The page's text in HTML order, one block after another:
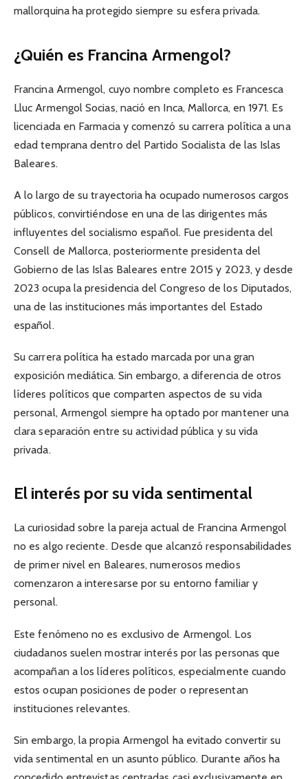
mallorquina ha protegido siempre su esfera privada.
¿Quién es Francina Armengol?
Francina Armengol, cuyo nombre completo es Francesca
Lluc Armengol Socias, nació en Inca, Mallorca, en 1971. Es
licenciada en Farmacia y comenzó su carrera política a una
edad temprana dentro del Partido Socialista de las Islas
Baleares.
A lo largo de su trayectoria ha ocupado numerosos cargos
públicos, convirtiéndose en una de las dirigentes más
influyentes del socialismo español. Fue presidenta del
Consell de Mallorca, posteriormente presidenta del
Gobierno de las Islas Baleares entre 2015 y 2023, y desde
2023 ocupa la presidencia del Congreso de los Diputados,
una de las instituciones más importantes del Estado
español.
Su carrera política ha estado marcada por una gran
exposición mediática. Sin embargo, a diferencia de otros
líderes políticos que comparten aspectos de su vida
personal, Armengol siempre ha optado por mantener una
clara separación entre su actividad pública y su vida
privada.
El interés por su vida sentimental
La curiosidad sobre la pareja actual de Francina Armengol
no es algo reciente. Desde que alcanzó responsabilidades
de primer nivel en Baleares, numerosos medios
comenzaron a interesarse por su entorno familiar y
personal.
Este fenómeno no es exclusivo de Armengol. Los
ciudadanos suelen mostrar interés por las personas que
acompañan a los líderes políticos, especialmente cuando
estos ocupan posiciones de poder o representan
instituciones relevantes.
Sin embargo, la propia Armengol ha evitado convertir su
vida sentimental en un asunto público. Durante años ha